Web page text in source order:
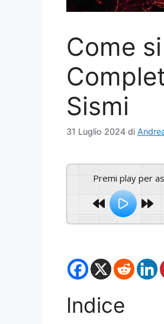
Come
Sismi
31 Luglio 2024 di
Premi play per
Indice